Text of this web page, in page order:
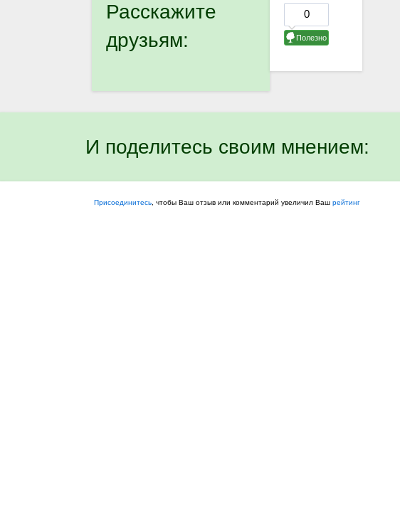
Расскажите
друзьям:
И поделитесь своим мнением:
Присоединитесь , чтобы Ваш отзыв или комментарий увеличил Ваш рейтинг